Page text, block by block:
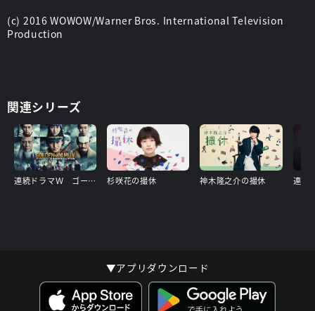
再捜査の価値があると判断した百合は、課長代理である本木秀俊
数々の未解決事件の閉ざされた真実を暴き出すため、最高のチー
ムワークを見せる捜査一課が今、動き出す!
スタッフ
監督：波多野貴文
(c) 2016 WOWOW/Warner Bros. International Television
Production
関連シリーズ
連続ドラマＷ ゴールデンカムイ ―北海道刺青囚人争奪編― 杉咲花の撮休 神木隆之介の撮休
▼アプリダウンロード